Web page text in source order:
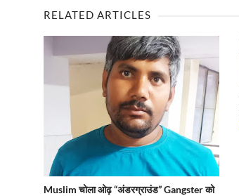
RELATED ARTICLES
Muslim चोला ओढ़ “अंडरग्राउंड” Gangster को